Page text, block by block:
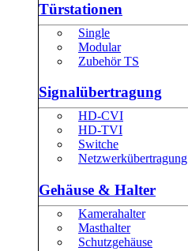
Türstationen
Single
Modular
Zubehör TS
Signalübertragung
HD-CVI
HD-TVI
Switche
Netzwerkübertragung
Gehäuse & Halter
Kamerahalter
Masthalter
Schutzgehäuse